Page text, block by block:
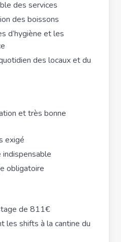
des services
des boissons
d’hygiène et les
des locaux et du
et très bonne
exigé
obligatoire
de 811€
les shifts à la cantine du